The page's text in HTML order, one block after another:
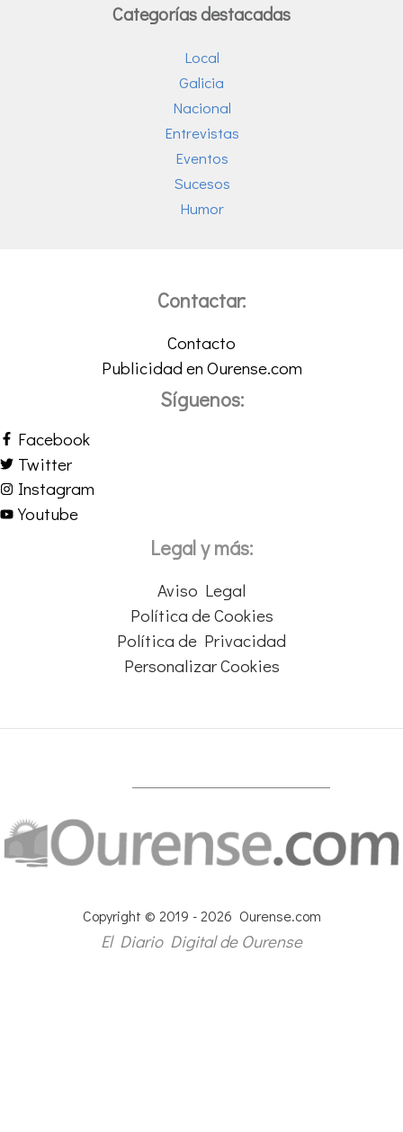
Categorías destacadas
Local
Galicia
Nacional
Entrevistas
Eventos
Sucesos
Humor
Contactar:
Contacto
Publicidad en Ourense.com
Síguenos:
Facebook
Twitter
Instagram
Youtube
Legal y más:
Aviso Legal
Política de Cookies
Política de Privacidad
Personalizar Cookies
Copyright © 2019 - 2026 Ourense.com
El Diario Digital de Ourense